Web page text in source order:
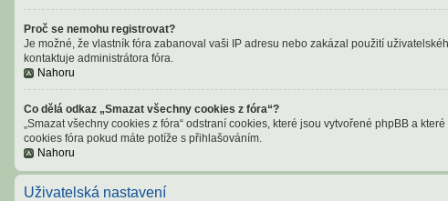
Proč se nemohu registrovat?
Je možné, že vlastník fóra zabanoval vaši IP adresu nebo zakázal použití
kontaktuje administrátora fóra.
Nahoru
Co dělá odkaz „Smazat všechny cookies z fóra“?
„Smazat všechny cookies z fóra“ odstraní cookies, které jsou vytvořené phpBB a
cookies fóra pokud máte potíže s přihlašováním.
Nahoru
Uživatelská nastavení